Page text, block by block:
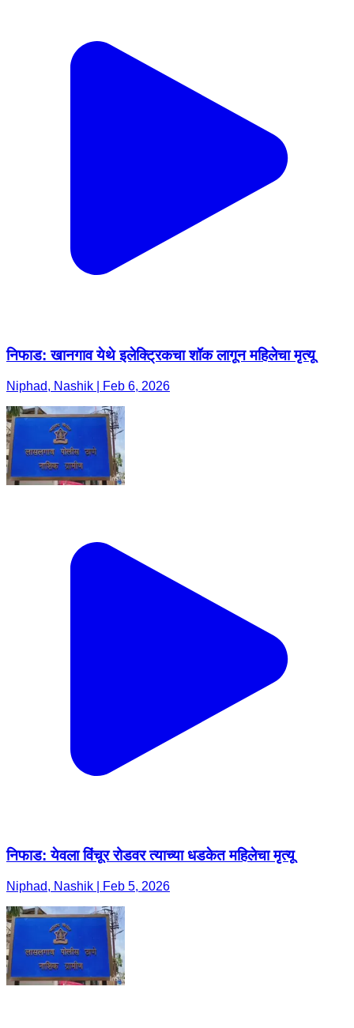
निफाड: खानगाव येथे इलेक्ट्रिकचा शॉक लागून महिलेचा मृत्यू
Niphad, Nashik | Feb 6, 2026
निफाड: येवला विंचूर रोडवर त्याच्या धडकेत महिलेचा मृत्यू
Niphad, Nashik | Feb 5, 2026